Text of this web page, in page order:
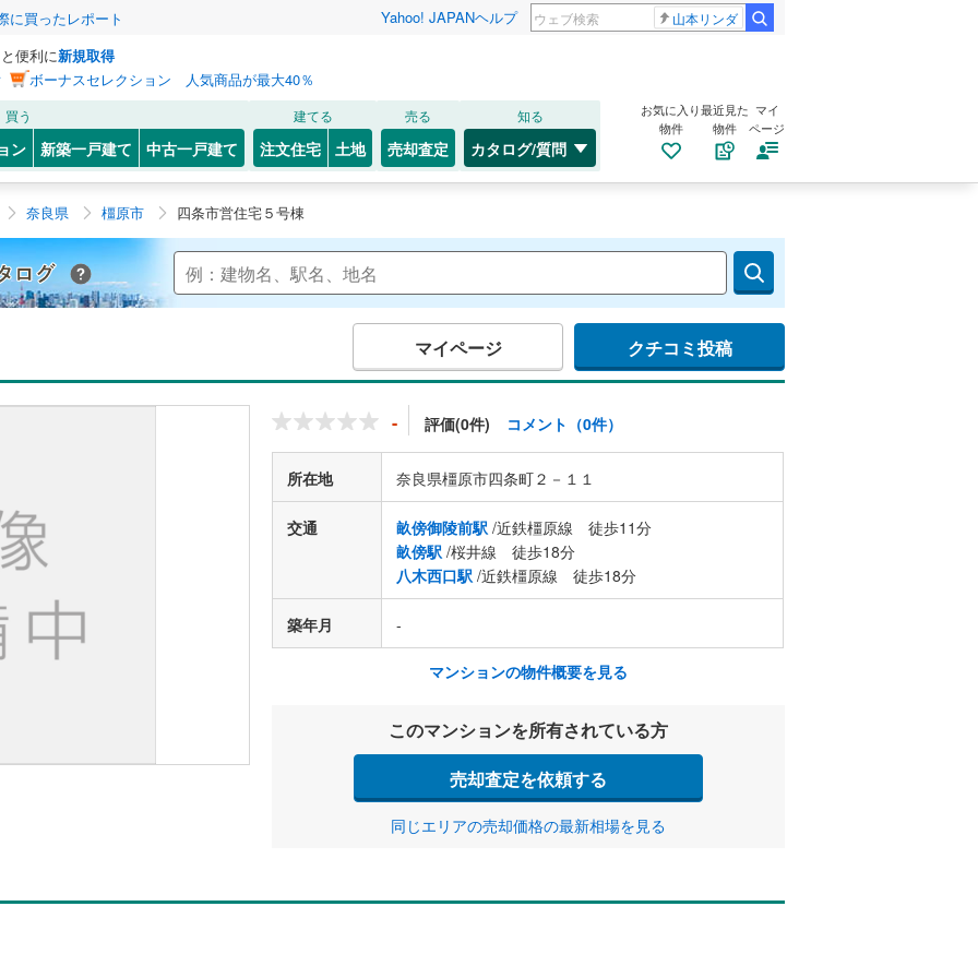
に買ったレポート Yahoo! JAPANヘルプ 山本リンダ
便利に新規取得
ボーナスセレクション 人気商品が最大40％
買う
ン 新築一戸建て 中古一戸建て
建てる
注文住宅 土地
売る
売却査定
知る
カタログ/質問
お気に入り
物件
最近見た
物件
マイ
ページ
奈良県 橿原市 四条市営住宅５号棟
Yahoo!不動産 マンションカタログ
マイページ クチコミ投稿
- 評価(0件) コメント（0件）
所在地 奈良県橿原市四条町２－１１
交通 畝傍御陵前駅 /近鉄橿原線 徒歩11分
畝傍駅 /桜井線 徒歩18分
八木西口駅 /近鉄橿原線 徒歩18分
築年月 -
マンションの物件概要を見る
このマンションを所有されている方
売却査定を依頼する
同じエリアの売却価格の最新相場を見る